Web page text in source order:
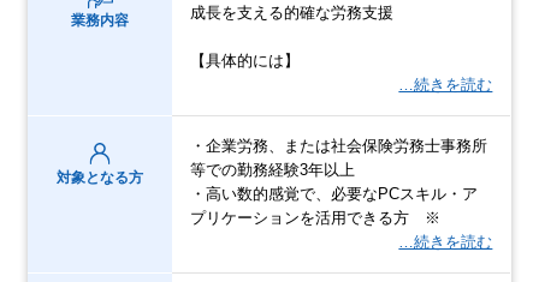
業務内容
成長を支える的確な労務支援
【具体的には】
…続きを読む
対象となる方
・企業労務、または社会保険労務士事務所
等での勤務経験3年以上
・高い数的感覚で、必要なPCスキル・ア
プリケーションを活用できる方 ※
…続きを読む